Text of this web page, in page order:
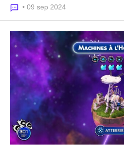
• 09 sep 2024